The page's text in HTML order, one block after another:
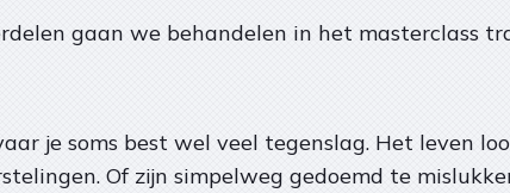
gaan we behandelen in het masterclass
je soms best wel veel tegenslag. Het leven
Of zijn simpelweg gedoemd te